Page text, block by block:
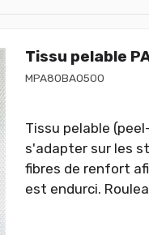
Tissu pelable
MPA80BA0500
Tissu pelable
s'adapter sur les
fibres de renfort
est endurci.